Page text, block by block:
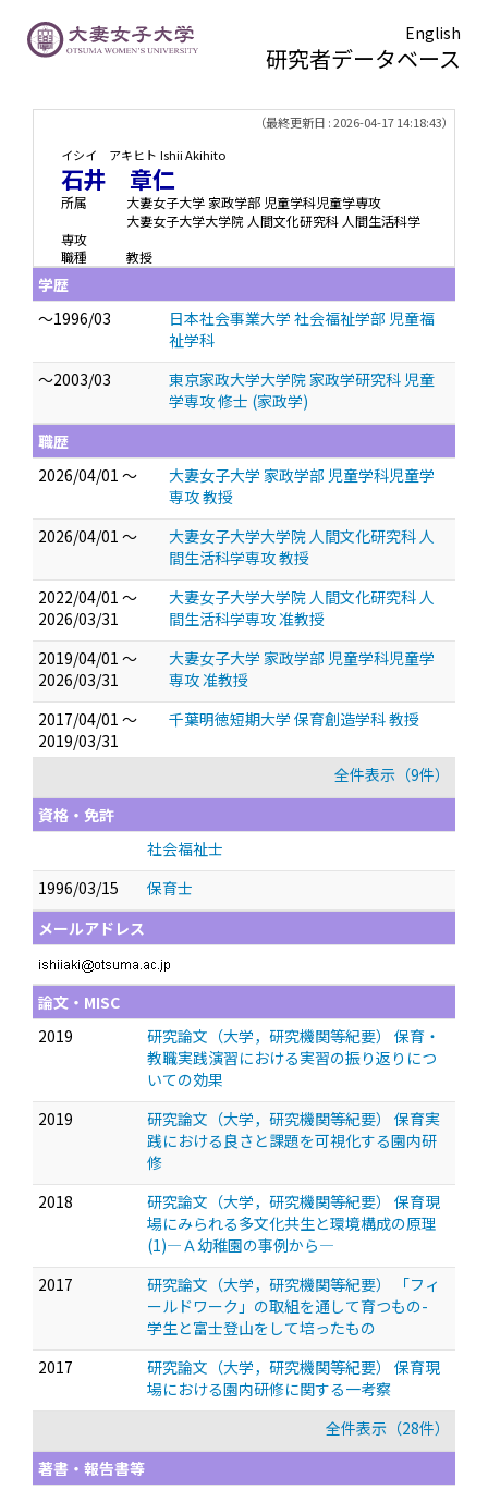
English
研究者データベース
（最終更新日 : 2026-04-17 14:18:43）
イシイ アキヒト Ishii Akihito
石井 章仁
所属
大妻女子大学 家政学部 児童学科児童学専攻
大妻女子大学大学院 人間文化研究科 人間生活科学
専攻
職種
教授
学歴
～1996/03
日本社会事業大学 社会福祉学部 児童福
祉学科
～2003/03
東京家政大学大学院 家政学研究科 児童
学専攻 修士 (家政学)
職歴
2026/04/01 ～
大妻女子大学 家政学部 児童学科児童学
専攻 教授
2026/04/01 ～
大妻女子大学大学院 人間文化研究科 人
間生活科学専攻 教授
2022/04/01 ～
2026/03/31
大妻女子大学大学院 人間文化研究科 人
間生活科学専攻 准教授
2019/04/01 ～
2026/03/31
大妻女子大学 家政学部 児童学科児童学
専攻 准教授
2017/04/01 ～
2019/03/31
千葉明徳短期大学 保育創造学科 教授
全件表示（9件）
資格・免許
社会福祉士
1996/03/15
保育士
メールアドレス
論文・MISC
2019
研究論文（大学，研究機関等紀要） 保育・
教職実践演習における実習の振り返りにつ
いての効果
2019
研究論文（大学，研究機関等紀要） 保育実
践における良さと課題を可視化する園内研
修
2018
研究論文（大学，研究機関等紀要） 保育現
場にみられる多文化共生と環境構成の原理
(1)—Ａ幼稚園の事例から—
2017
研究論文（大学，研究機関等紀要） 「フィ
ールドワーク」の取組を通して育つもの-
学生と富士登山をして培ったもの
2017
研究論文（大学，研究機関等紀要） 保育現
場における園内研修に関する一考察
全件表示（28件）
著書・報告書等